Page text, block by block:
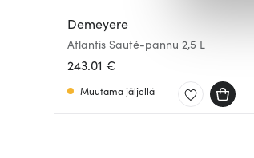
ja
Demeyere
Atlantis Sauté-pannu 2,5 L
243.01 €
Muutama jäljellä